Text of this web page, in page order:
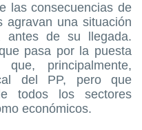
las consecuencias de
agravan una situación
antes de su llegada.
pasa por la puesta
principalmente,
del PP, pero que
todos los sectores
económicos.